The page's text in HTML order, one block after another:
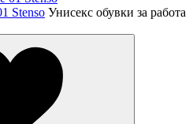
Stenso Унисекс обувки за работа